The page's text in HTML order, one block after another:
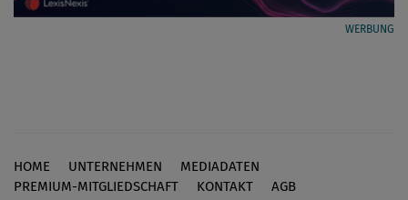
WERBUNG
Footer
HOME UNTERNEHMEN
MEDIADATEN
PREMIUM-MITGLIEDSCHAFT
KONTAKT
AGB